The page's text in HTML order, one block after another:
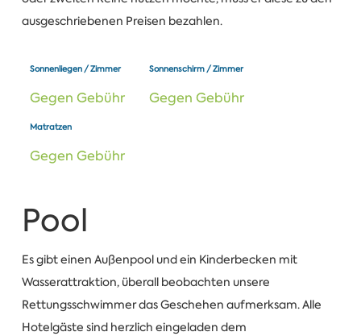
ausgeschriebenen Preisen bezahlen.
Sonnenliegen / Zimmer
Gegen Gebühr
Sonnenschirm / Zimmer
Gegen Gebühr
Matratzen
Gegen Gebühr
Pool
Es gibt einen Außenpool und ein Kinderbecken mit
Wasserattraktion, überall beobachten unsere
Rettungsschwimmer das Geschehen aufmerksam. Alle
Hotelgäste sind herzlich eingeladen dem